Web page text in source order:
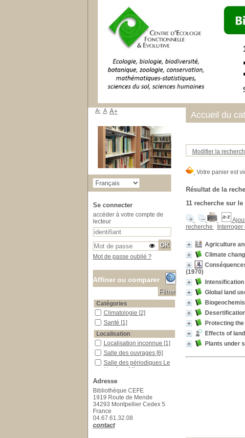
Modifier la
Résultat de la
11recherche sur le
recherche
Agriculture
Climate
(1970)
Global land
Protecting
Effects of
Plants under
Accueil du
A- A A+
Se connecter
accéder à votre compte de
lecteur
Mot de passe oublié ?
Affiner ou comparer
Catégories
Climatologie
Climatologie [2]
SantéSanté [1]
Localisation
Localisation inconnue
Localisation inconnue [1]
Salle des ouvrages
Salle des ouvrages [6]
Salle des périodiques Le Houérou
Salle des périodiques Le
Houérou [4]
Section
01_Agriculture
01_Agriculture
07_Climatologie
07_Climatologie[1]
13_Physiologie_végétale
13_Physiologie_végétale
[1]
15_Ecologie_générale
15_Ecologie_générale
Adresse
Bibliothèque CEFE
1919 Route de Mende
34293 Montpellier Cedex 5
France
04.67.61.32.08
contact